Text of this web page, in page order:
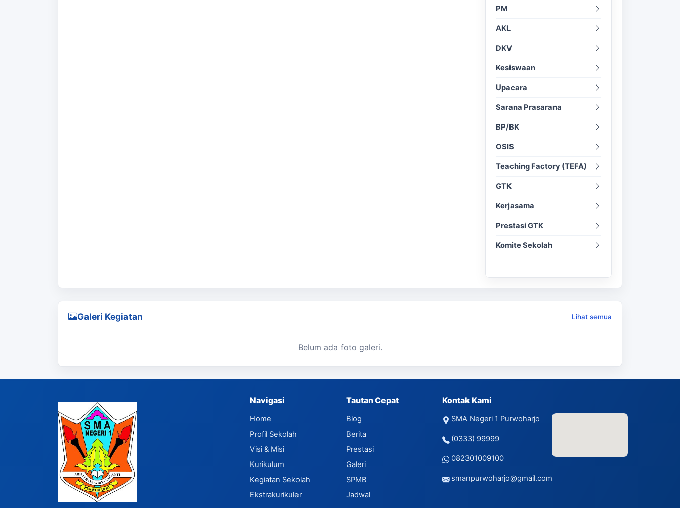
PM
AKL
DKV
Kesiswaan
Upacara
Sarana Prasarana
BP/BK
OSIS
Teaching Factory (TEFA)
GTK
Kerjasama
Prestasi GTK
Komite Sekolah
Galeri Kegiatan Lihat semua
Belum ada foto galeri.
Navigasi
Home
Profil Sekolah
Visi & Misi
Kurikulum
Kegiatan Sekolah
Ekstrakurikuler
Tautan Cepat
Blog
Berita
Prestasi
Galeri
SPMB
Jadwal
Kontak Kami
SMA Negeri 1 Purwoharjo
(0333) 99999
082301009100
smanpurwoharjo@gmail.com